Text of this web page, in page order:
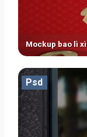
Mockup bao lì xì
Psd